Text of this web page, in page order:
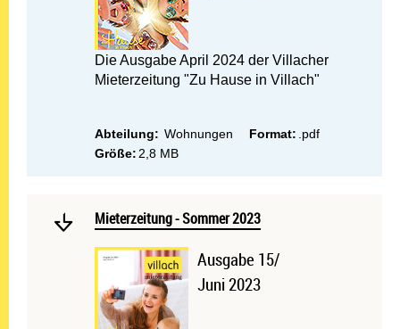
Die Ausgabe April 2024 der Villacher
Mieterzeitung "Zu Hause in Villach"
Abteilung: Wohnungen Format: .pdf
Größe: 2,8 MB
Mehr lesen: Mieterzeitung
Mieterzeitung - Sommer 2023
Mieterzeitung - Sommer 2023
Ausgabe 15/
Juni 2023